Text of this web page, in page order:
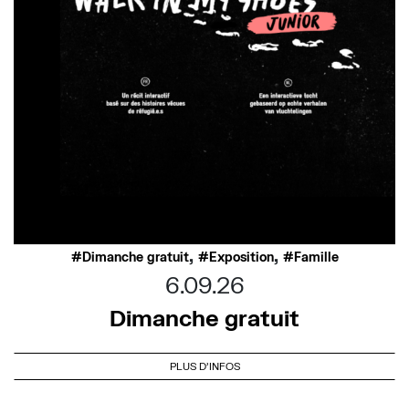
Dimanche gratuit, Exposition, Famille
6.09.26
Dimanche gratuit
PLUS D'INFOS